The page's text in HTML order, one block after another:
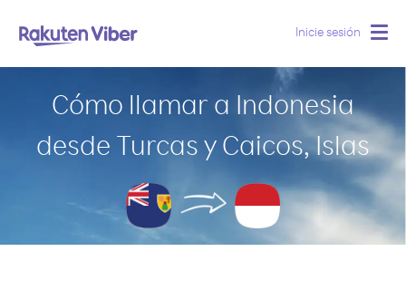
Inicie sesión
Cómo llamar a Indonesia
desde Turcas y Caicos, Islas